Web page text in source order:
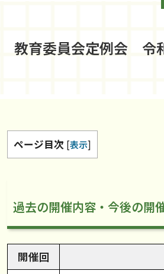
教育委員会定例会 令
ページ目次 [表示]
過去の開催内容・今後の開
開催回